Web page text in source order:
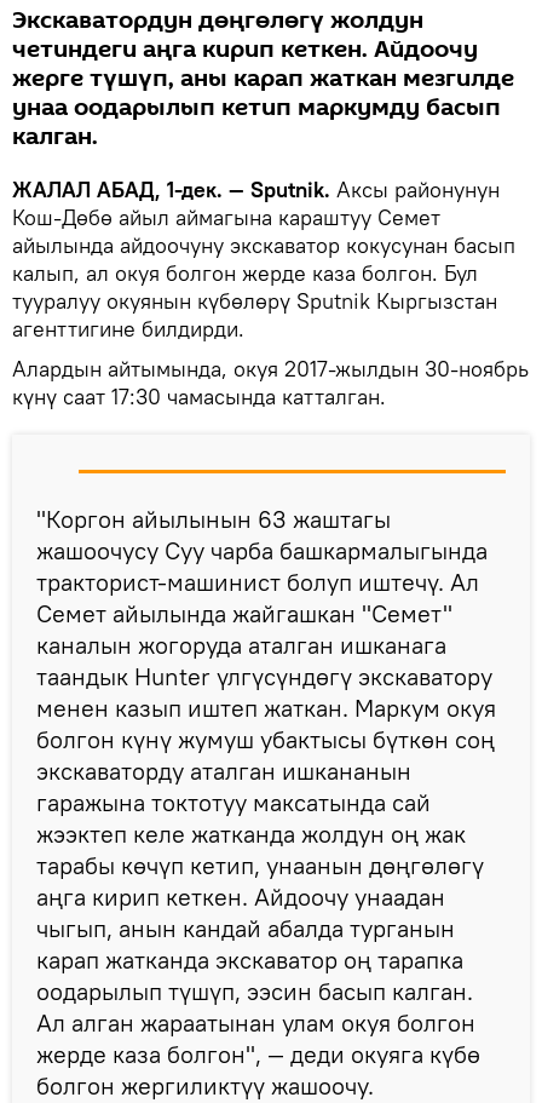
Экскаватордун дөңгөлөгү жолдун
четиндеги аңга кирип кеткен. Айдоочу
жерге түшүп, аны карап жаткан мезгилде
унаа оодарылып кетип маркумду басып
калган.
ЖАЛАЛ АБАД, 1-дек. — Sputnik. Аксы районунун
Кош-Дөбө айыл аймагына караштуу Семет
айылында айдоочуну экскаватор кокусунан басып
калып, ал окуя болгон жерде каза болгон. Бул
тууралуу окуянын күбөлөрү Sputnik Кыргызстан
агенттигине билдирди.
Алардын айтымында, окуя 2017-жылдын 30-ноябрь
күнү саат 17:30 чамасында катталган.
"Коргон айылынын 63 жаштагы
жашоочусу Суу чарба башкармалыгында
тракторист-машинист болуп иштечү. Ал
Семет айылында жайгашкан "Семет"
каналын жогоруда аталган ишканага
таандык Hunter үлгүсүндөгү экскаватору
менен казып иштеп жаткан. Маркум окуя
болгон күнү жумуш убактысы бүткөн соң
экскаваторду аталган ишкананын
гаражына токтотуу максатында сай
жээктеп келе жатканда жолдун оң жак
тарабы көчүп кетип, унаанын дөңгөлөгү
аңга кирип кеткен. Айдоочу унаадан
чыгып, анын кандай абалда турганын
карап жатканда экскаватор оң тарапка
оодарылып түшүп, ээсин басып калган.
Ал алган жараатынан улам окуя болгон
жерде каза болгон", — деди окуяга күбө
болгон жергиликтүү жашоочу.